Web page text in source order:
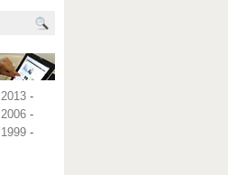
2013 -
2006 -
1999 -